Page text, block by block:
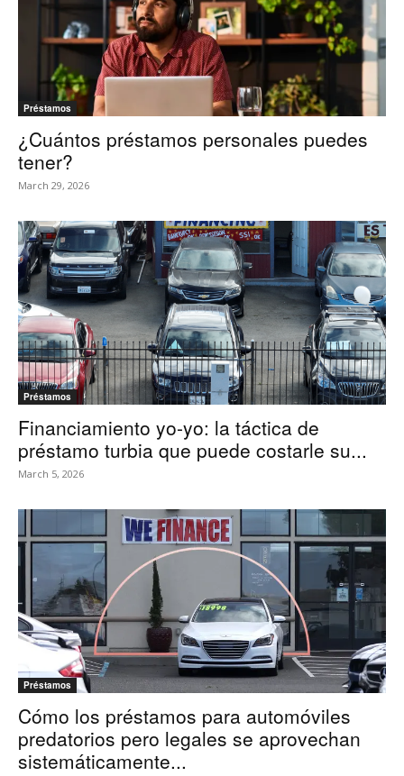
Préstamos
¿Cuántos préstamos personales puedes
tener?
March 29, 2026
Préstamos
Financiamiento yo-yo: la táctica de
préstamo turbia que puede costarle su...
March 5, 2026
Préstamos
Cómo los préstamos para automóviles
predatorios pero legales se aprovechan
sistemáticamente...